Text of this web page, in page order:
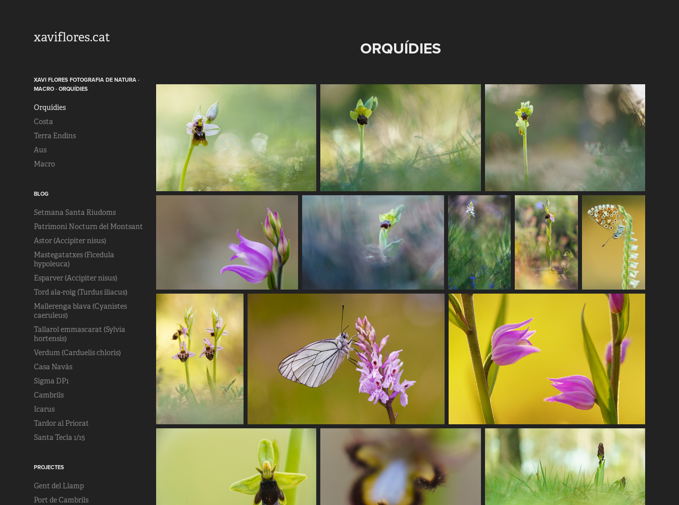
xaviflores.cat
XAVI FLORES FOTOGRAFIA DE NATURA ·
MACRO · ORQUÍDIES
Orquídies
Costa
Terra Endins
Aus
Macro
BLOG
Setmana Santa Riudoms
Patrimoni Nocturn del Montsant
Astor (Accipiter nisus)
Mastegatatxes (Ficedula
hypoleuca)
Esparver (Accipiter nisus)
Tord ala-roig (Turdus iliacus)
Mallerenga blava (Cyanistes
caeruleus)
Tallarol emmascarat (Sylvia
hortensis)
Verdum (Carduelis chloris)
Casa Navàs
Sigma DP1
Cambrils
Icarus
Tardor al Priorat
Santa Tecla 1/15
PROJECTES
Gent del Llamp
Port de Cambrils
ORQUÍDIES